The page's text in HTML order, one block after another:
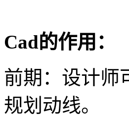
Cad的作用：
前期：设计师
规划动线。